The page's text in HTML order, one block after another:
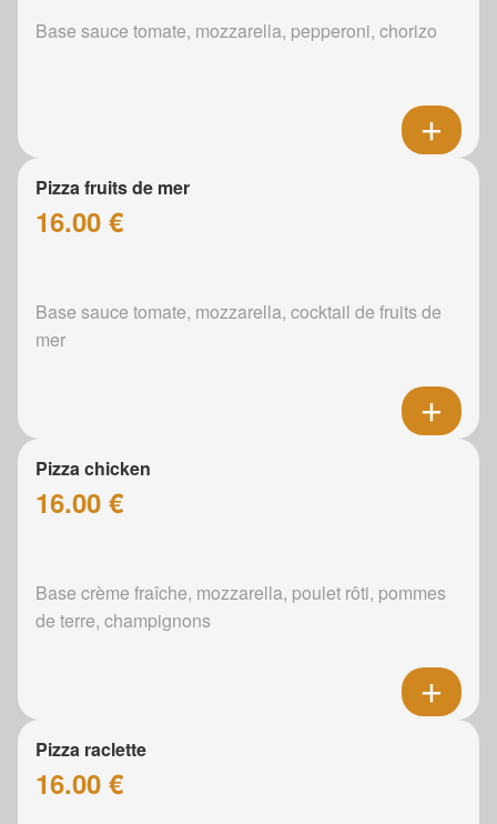
Base sauce tomate, mozzarella, pepperoni, chorizo
Pizza fruits de mer
16.00 €
Base sauce tomate, mozzarella, cocktail de fruits de
mer
Pizza chicken
16.00 €
Base crème fraîche, mozzarella, poulet rôti, pommes
de terre, champignons
Pizza raclette
16.00 €